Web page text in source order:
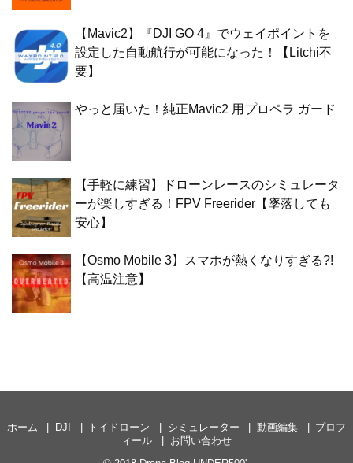
【Mavic2】『DJI GO 4』でウェイポイントを
設定した自動航行が可能になった！【Litchi不
要】
やっと届いた！純正Mavic2 用プロペラ ガード
【手軽に練習】ドローンレースのシミュレータ
ーが楽しすぎる！FPV Freerider【墜落しても
安心】
【Osmo Mobile 3】スマホが熱くなりすぎる?!
【高温注意】
ホーム DJI トイドローン シミュレーター 動画編集
プロフ
ィール
お問い合わせ